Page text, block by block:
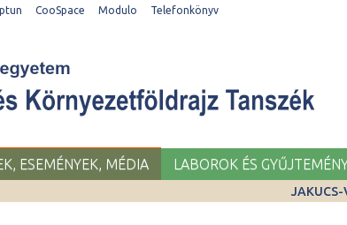
CooSpace Modulo Telefonkönyv
ESEMÉNYEK, MÉDIA LABOROK ÉS
JAKUCS-